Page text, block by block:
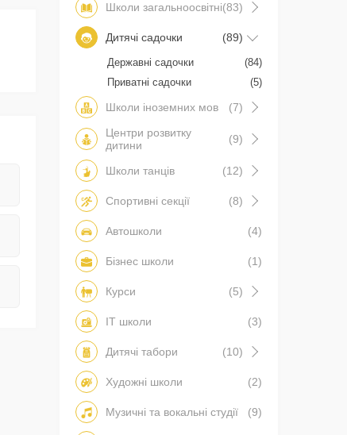
Школи загальноосвітні(83)
Дитячі садочки (89)
Державні садочки
(84)
Приватні садочки
(5)
Школи іноземних мов
(7)
Центри розвитку
дитини
(9)
Школи танців (12)
Спортивні секції (8)
Автошколи (4)
Бізнес школи (1)
Курси (5)
IT школи (3)
Дитячі табори (10)
Художні школи (2)
Музичні та вокальні студії (9)